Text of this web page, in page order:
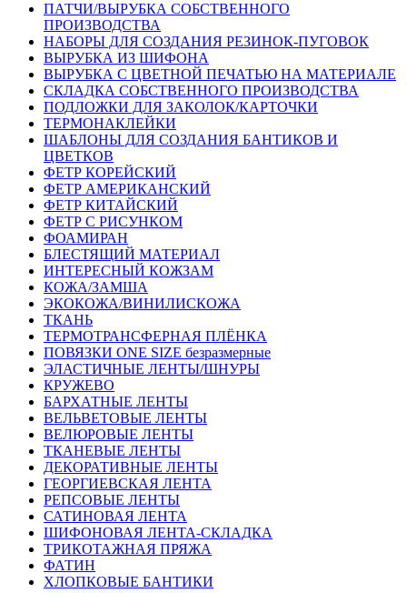
ПАТЧИ/ВЫРУБКА СОБСТВЕННОГО
ПРОИЗВОДСТВА
НАБОРЫ ДЛЯ СОЗДАНИЯ РЕЗИНОК-ПУГОВОК
ВЫРУБКА ИЗ ШИФОНА
ВЫРУБКА С ЦВЕТНОЙ ПЕЧАТЬЮ НА МАТЕРИАЛЕ
СКЛАДКА СОБСТВЕННОГО ПРОИЗВОДСТВА
ПОДЛОЖКИ ДЛЯ ЗАКОЛОК/КАРТОЧКИ
ТЕРМОНАКЛЕЙКИ
ШАБЛОНЫ ДЛЯ СОЗДАНИЯ БАНТИКОВ И
ЦВЕТКОВ
ФЕТР КОРЕЙСКИЙ
ФЕТР АМЕРИКАНСКИЙ
ФЕТР КИТАЙСКИЙ
ФЕТР С РИСУНКОМ
ФОАМИРАН
БЛЕСТЯЩИЙ МАТЕРИАЛ
ИНТЕРЕСНЫЙ КОЖЗАМ
КОЖА/ЗАМША
ЭКОКОЖА/ВИНИЛИСКОЖА
ТКАНЬ
ТЕРМОТРАНСФЕРНАЯ ПЛЁНКА
ПОВЯЗКИ ONE SIZE безразмерные
ЭЛАСТИЧНЫЕ ЛЕНТЫ/ШНУРЫ
КРУЖЕВО
БАРХАТНЫЕ ЛЕНТЫ
ВЕЛЬВЕТОВЫЕ ЛЕНТЫ
ВЕЛЮРОВЫЕ ЛЕНТЫ
ТКАНЕВЫЕ ЛЕНТЫ
ДЕКОРАТИВНЫЕ ЛЕНТЫ
ГЕОРГИЕВСКАЯ ЛЕНТА
РЕПСОВЫЕ ЛЕНТЫ
САТИНОВАЯ ЛЕНТА
ШИФОНОВАЯ ЛЕНТА-СКЛАДКА
ТРИКОТАЖНАЯ ПРЯЖА
ФАТИН
ХЛОПКОВЫЕ БАНТИКИ